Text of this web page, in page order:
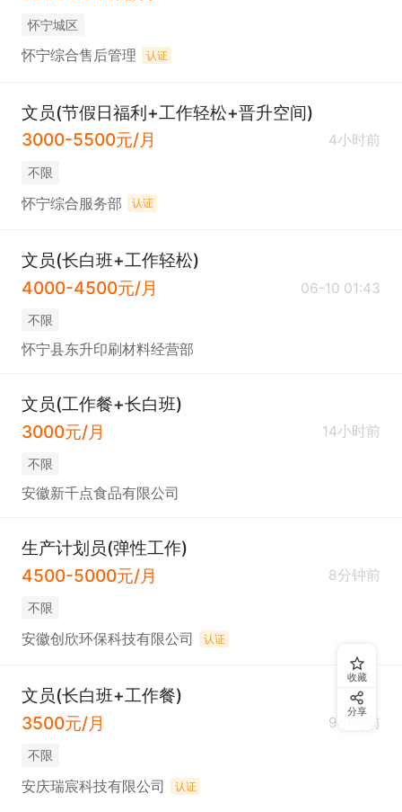
怀宁城区
怀宁综合售后管理 认证
文员(节假日福利+工作轻松+晋升空间)
3000-5500元/月
4小时前
不限
怀宁综合服务部 认证
文员(长白班+工作轻松)
4000-4500元/月
06-10 01:43
不限
怀宁县东升印刷材料经营部
文员(工作餐+长白班)
3000元/月
14小时前
不限
安徽新千点食品有限公司
生产计划员(弹性工作)
4500-5000元/月
8分钟前
不限
安徽创欣环保科技有限公司 认证
文员(长白班+工作餐)
3500元/月
9小时前
不限
安庆瑞宸科技有限公司 认证
收藏
分享